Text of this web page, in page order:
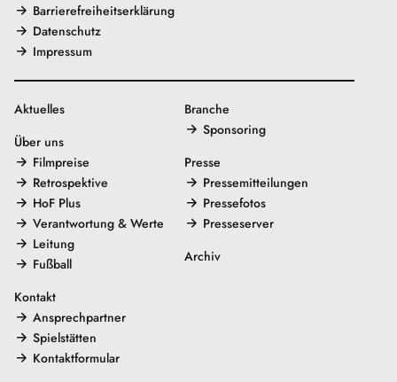
Barrierefreiheitserklärung
Datenschutz
Impressum
Aktuelles
Über uns
Filmpreise
Retrospektive
HoF Plus
Verantwortung & Werte
Leitung
Fußball
Kontakt
Ansprechpartner
Spielstätten
Kontaktformular
Branche
Sponsoring
Presse
Pressemitteilungen
Pressefotos
Presseserver
Archiv